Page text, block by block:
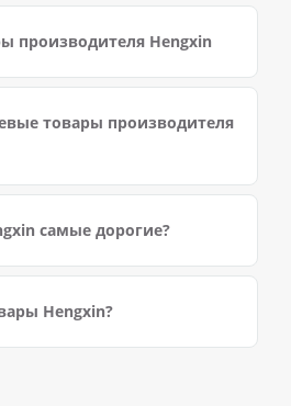
производителя Hengxin
товары производителя
самые дорогие?
Hengxin?